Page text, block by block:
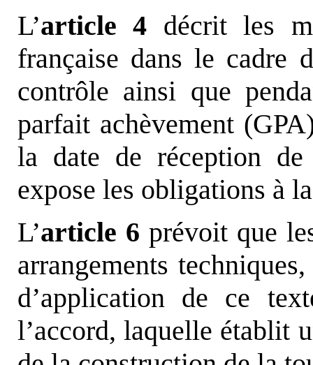
L’article 4 décrit les
française dans le cadre
contrôle ainsi que
parfait achèvement
la date de réception
expose les obligations à
L’article 6 prévoit que
arrangements
d’application de ce
l’accord, laquelle établit